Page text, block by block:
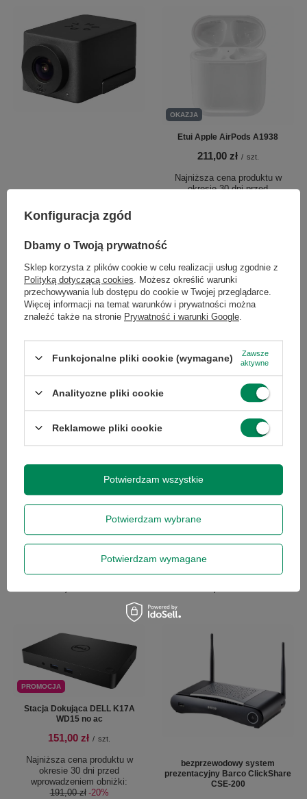
143,00 zł / szt.
OKAZJA
Etui Apple AirPods A1938
211,00 zł / szt.
Najniższa cena produktu w
okresie 30 dni przed
Klawiatura bezprzewodowe HP
171,00 zł / szt. szt.
Mysz przewodowa HP Healthcare
PROMOCJA
Stacja Dokująca DELL K17A
WD15 no ac
151,00 zł / szt.
Najniższa cena produktu w
okresie 30 dni przed
wprowadzeniem obniżki:
191,00 zł -20%
bezprzewodowy system
prezentacyjny Barco ClickShare
CSE-200
Konfiguracja zgód
Dbamy o Twoją prywatność
Sklep korzysta z plików cookie w celu realizacji usług zgodnie z
Polityką dotyczącą cookies . Możesz określić warunki
przechowywania lub dostępu do cookie w Twojej przeglądarce.
Więcej informacji na temat warunków i prywatności można
znaleźć także na stronie Prywatność i warunki Google
Funkcjonalne pliki cookie (wymagane)
Zawsze
aktywne
Analityczne pliki cookie
Reklamowe pliki cookie
Potwierdzam wybrane
Potwierdzam wymagane
Potwierdzam wszystkie